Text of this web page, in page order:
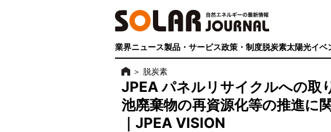
業界ニュース製品・サービス政策・制度脱炭素太陽光イベ
＞ 脱炭素
JPEA パネルリサイクルへの取
池廃棄物の再資源化等の推進に
｜JPEA VISION